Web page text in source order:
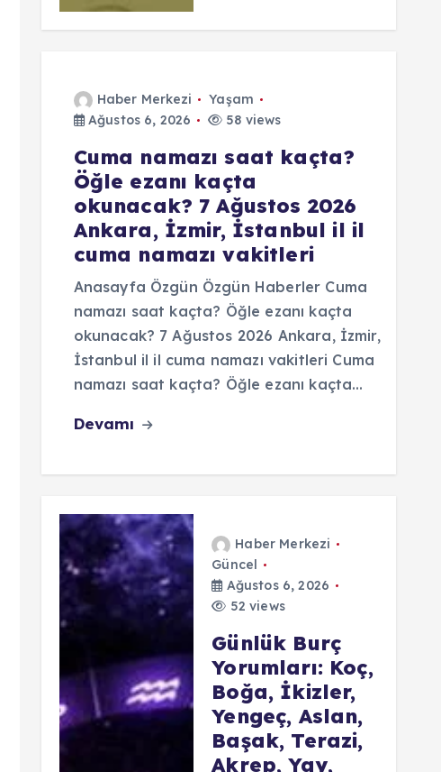
Haber Merkezi
Yaşam
Ağustos 6, 2026
58 views
Cuma namazı saat kaçta?
Öğle ezanı kaçta
okunacak? 7 Ağustos 2026
Ankara, İzmir, İstanbul il il
cuma namazı vakitleri
Anasayfa Özgün Özgün Haberler Cuma
namazı saat kaçta? Öğle ezanı kaçta
okunacak? 7 Ağustos 2026 Ankara, İzmir,
İstanbul il il cuma namazı vakitleri Cuma
namazı saat kaçta? Öğle ezanı kaçta…
Devamı
Haber Merkezi
Güncel
Ağustos 6, 2026
52 views
Günlük Burç
Yorumları: Koç,
Boğa, İkizler,
Yengeç, Aslan,
Başak, Terazi,
Akrep, Yay,